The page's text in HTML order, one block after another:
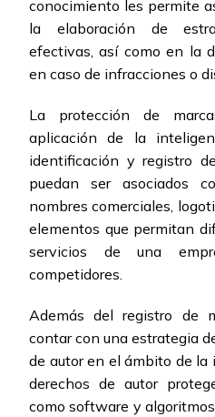
conocimiento les permite
la elaboración de
efectivas, así como en la
en caso de infracciones o
La protección de
aplicación de la
identificación y registro
puedan ser asociados
nombres comerciales,
elementos que permitan
servicios de una
competidores.
Además del registro de
contar con una estrategia
de autor en el ámbito de
derechos de autor
como software y